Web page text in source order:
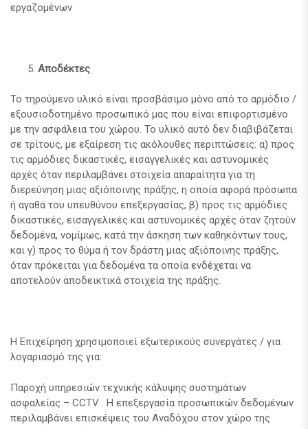
εργαζομένων
Αποδέκτες
Το τηρούμενο υλικό είναι προσβάσιμο μόνο από το αρμόδιο /
εξουσιοδοτημένο προσωπικό μας που είναι επιφορτισμένο
με την ασφάλεια του χώρου. Το υλικό αυτό δεν διαβιβάζεται
σε τρίτους, με εξαίρεση τις ακόλουθες περιπτώσεις: α) προς
τις αρμόδιες δικαστικές, εισαγγελικές και αστυνομικές
αρχές όταν περιλαμβάνει στοιχεία απαραίτητα για τη
διερεύνηση μιας αξιόποινης πράξης, η οποία αφορά πρόσωπα
ή αγαθά του υπευθύνου επεξεργασίας, β) προς τις αρμόδιες
δικαστικές, εισαγγελικές και αστυνομικές αρχές όταν ζητούν
δεδομένα, νομίμως, κατά την άσκηση των καθηκόντων τους,
και γ) προς το θύμα ή τον δράστη μιας αξιόποινης πράξης,
όταν πρόκειται για δεδομένα τα οποία ενδέχεται να
αποτελούν αποδεικτικά στοιχεία της πράξης.
Η Επιχείρηση χρησιμοποιεί εξωτερικούς συνεργάτες / για
λογαριασμό της για:
Παροχή υπηρεσιών τεχνικής κάλυψης συστημάτων
ασφαλείας – CCTV . H επεξεργασία προσωπικών δεδομένων
περιλαμβάνει επισκέψεις του Αναδόχου στον χώρο της